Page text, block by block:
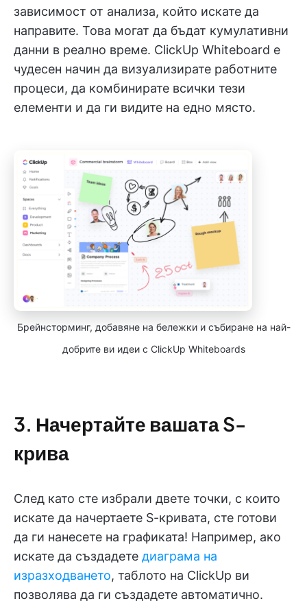
зависимост от анализа, който искате да
направите. Това могат да бъдат кумулативни
данни в реално време. ClickUp Whiteboard е
чудесен начин да визуализирате работните
процеси, да комбинирате всички тези
елементи и да ги видите на едно място.
Брейнсторминг, добавяне на бележки и събиране на най-
добрите ви идеи с ClickUp Whiteboards
3. Начертайте вашата S-
крива
След като сте избрали двете точки, с които
искате да начертаете S-кривата, сте готови
да ги нанесете на графиката! Например, ако
искате да създадете диаграма на
изразходването, таблото на ClickUp ви
позволява да ги създадете автоматично.